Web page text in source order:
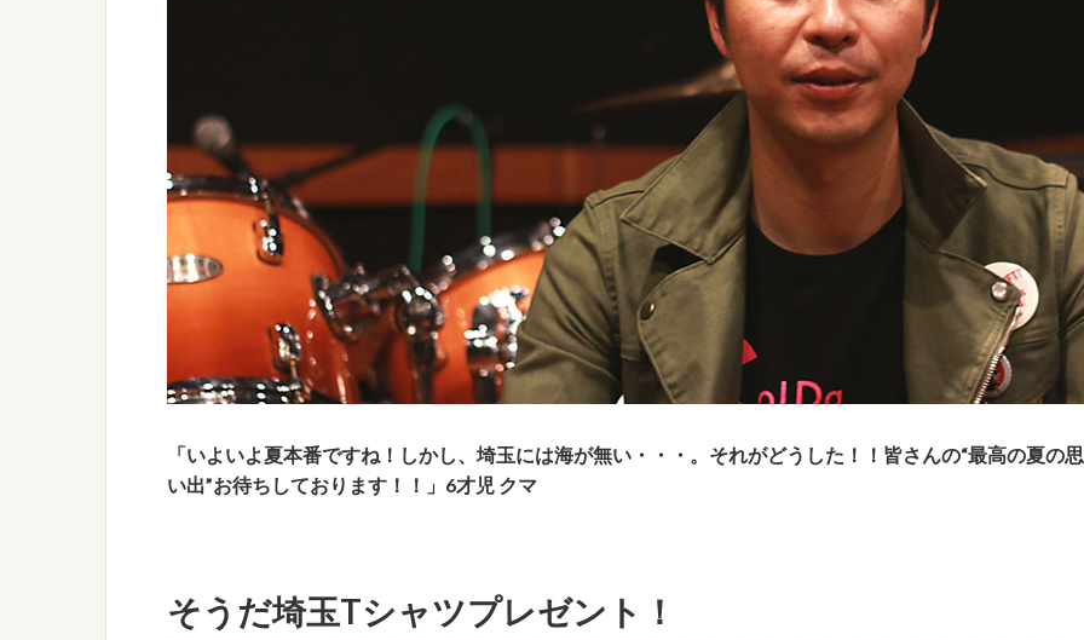
「いよいよ夏本番ですね！しかし、埼玉には海が無い・・・。それがどうした！！皆さんの“最高の夏の思
い出”お待ちしております！！」6才児 クマ
そうだ埼玉Tシャツプレゼント！